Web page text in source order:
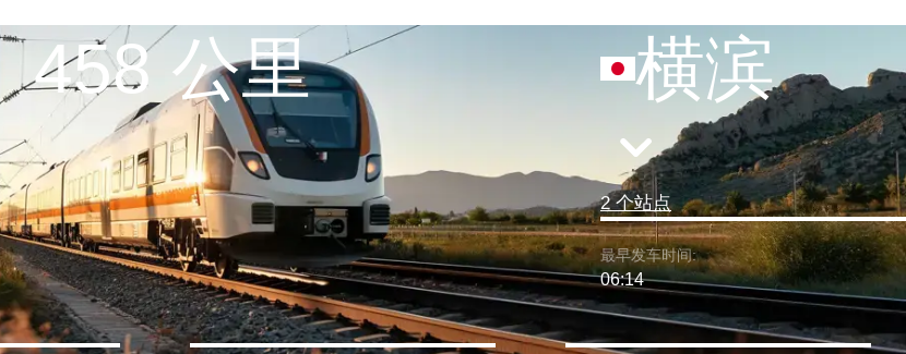
458 公里 横滨
2 个站点
最早发车时间:
06:14